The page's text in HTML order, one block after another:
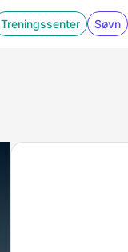
Treningssenter Søvn